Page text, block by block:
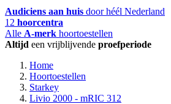
Audiciens aan huis door héél Nederland
12 hoorcentra
Alle A-merk hoortoestellen
Altijd een vrijblijvende proefperiode
Home
Hoortoestellen
Starkey
Livio 2000 - mRIC 312